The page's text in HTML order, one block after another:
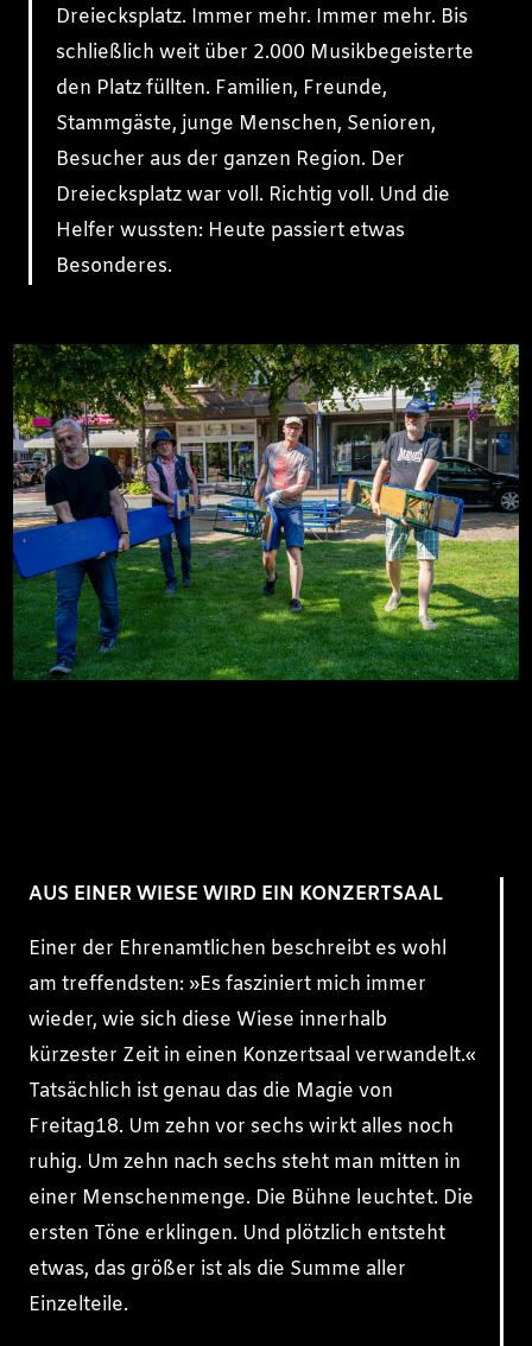
Dreiecksplatz. Immer mehr. Immer mehr. Bis
schließlich weit über 2.000 Musikbegeisterte
den Platz füllten. Familien, Freunde,
Stammgäste, junge Menschen, Senioren,
Besucher aus der ganzen Region. Der
Dreiecksplatz war voll. Richtig voll. Und die
Helfer wussten: Heute passiert etwas
Besonderes.
AUS EINER WIESE WIRD EIN KONZERTSAAL
Einer der Ehrenamtlichen beschreibt es wohl
am treffendsten: »Es fasziniert mich immer
wieder, wie sich diese Wiese innerhalb
kürzester Zeit in einen Konzertsaal verwandelt.«
Tatsächlich ist genau das die Magie von
Freitag18. Um zehn vor sechs wirkt alles noch
ruhig. Um zehn nach sechs steht man mitten in
einer Menschenmenge. Die Bühne leuchtet. Die
ersten Töne erklingen. Und plötzlich entsteht
etwas, das größer ist als die Summe aller
Einzelteile.